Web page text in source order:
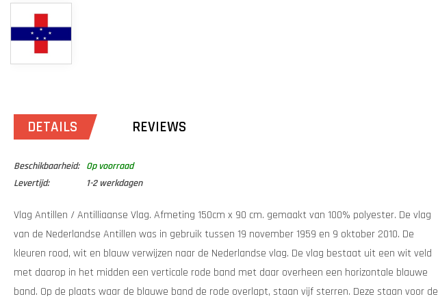
DETAILS REVIEWS
Beschikbaarheid:
Op voorraad
Levertijd:
1-2 werkdagen
Vlag Antillen / Antilliaanse Vlag. Afmeting 150cm x 90 cm. gemaakt van 100% polyester. De vlag
van de Nederlandse Antillen was in gebruik tussen 19 november 1959 en 9 oktober 2010. De
kleuren rood, wit en blauw verwijzen naar de Nederlandse vlag. De vlag bestaat uit een wit veld
met daarop in het midden een verticale rode band met daar overheen een horizontale blauwe
band. Op de plaats waar de blauwe band de rode overlapt, staan vijf sterren. Deze staan voor de